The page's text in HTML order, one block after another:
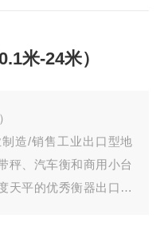
米-24米）
造/销售工业出口型地
秤、汽车衡和商用小台
天平的优秀衡器出口型